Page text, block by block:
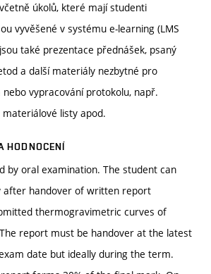
úkolů, které mají studenti
vyvěšené v systému e-learning (LMS
také prezentace přednášek, psaný
a další materiály nezbytné pro
vypracování protokolu, např.
listy apod.
HODNOCENÍ
by oral examination. The student can
after handover of written report
thermogravimetric curves of
report must be handover at the latest
date but ideally during the term.